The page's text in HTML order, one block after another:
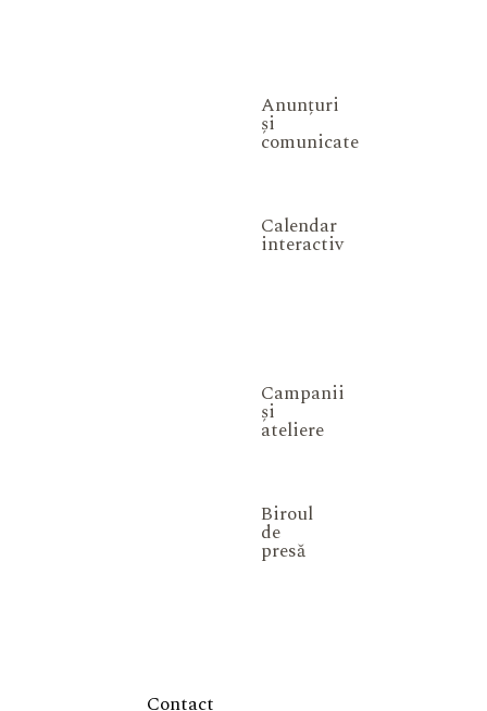
Anunțuri
și
comunicate
Calendar
interactiv
Campanii
și
ateliere
Biroul
de
presă
Contact